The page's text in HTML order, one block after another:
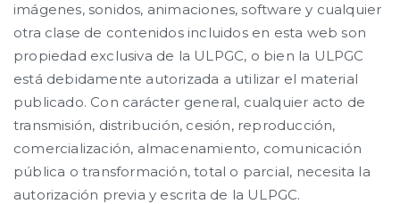
imágenes, sonidos, animaciones, software y cualquier
otra clase de contenidos incluidos en esta web son
propiedad exclusiva de la ULPGC, o bien la ULPGC
está debidamente autorizada a utilizar el material
publicado. Con carácter general, cualquier acto de
transmisión, distribución, cesión, reproducción,
comercialización, almacenamiento, comunicación
pública o transformación, total o parcial, necesita la
autorización previa y escrita de la ULPGC.